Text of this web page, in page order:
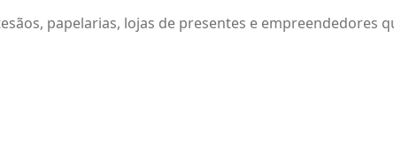
papelarias, lojas de presentes e empreendedores